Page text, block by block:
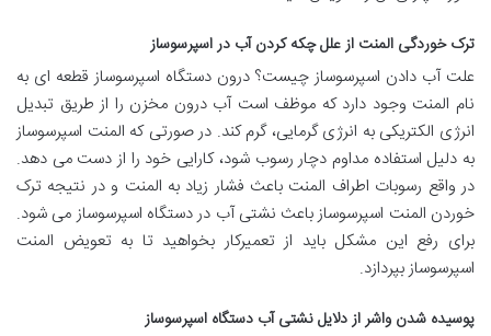
ترک خوردگی المنت از علل چکه کردن آب در اسپرسوساز
علت آب دادن اسپرسوساز چیست؟ درون دستگاه اسپرسوساز قطعه ای به
نام المنت وجود دارد که موظف است آب درون مخزن را از طریق تبدیل
انرژی الکتریکی به انرژی گرمایی، گرم کند. در صورتی که المنت اسپرسوساز
به دلیل استفاده مداوم دچار رسوب شود، کارایی خود را از دست می دهد.
در واقع رسوبات اطراف المنت باعث فشار زیاد به المنت و در نتیجه ترک
خوردن المنت اسپرسوساز باعث نشتی آب در دستگاه اسپرسوساز می شود.
برای رفع این مشکل باید از تعمیرکار بخواهید تا به تعویض المنت
اسپرسوساز بپردازد.
پوسیده شدن واشر از دلایل نشتی آب دستگاه اسپرسوساز